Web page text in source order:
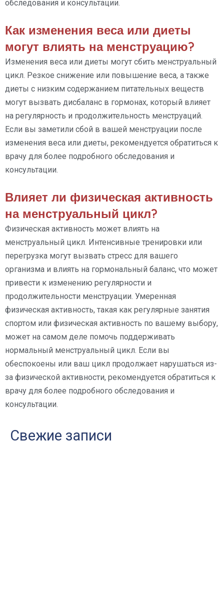
обследования и консультации.
Как изменения веса или диеты
могут влиять на менструацию?
Изменения веса или диеты могут сбить менструальный
цикл. Резкое снижение или повышение веса, а также
диеты с низким содержанием питательных веществ
могут вызвать дисбаланс в гормонах, который влияет
на регулярность и продолжительность менструаций.
Если вы заметили сбой в вашей менструации после
изменения веса или диеты, рекомендуется обратиться к
врачу для более подробного обследования и
консультации.
Влияет ли физическая активность
на менструальный цикл?
Физическая активность может влиять на
менструальный цикл. Интенсивные тренировки или
перегрузка могут вызвать стресс для вашего
организма и влиять на гормональный баланс, что может
привести к изменению регулярности и
продолжительности менструации. Умеренная
физическая активность, такая как регулярные занятия
спортом или физическая активность по вашему выбору,
может на самом деле помочь поддерживать
нормальный менструальный цикл. Если вы
обеспокоены или ваш цикл продолжает нарушаться из-
за физической активности, рекомендуется обратиться к
врачу для более подробного обследования и
консультации.
Свежие записи